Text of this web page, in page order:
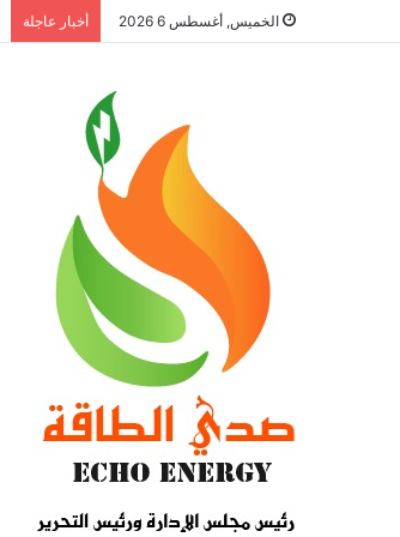
الخميس, أغسطس 6 2026 أخبار عاجلة